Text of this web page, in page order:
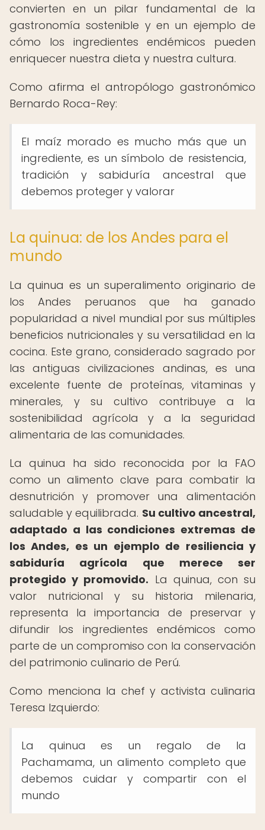
convierten en un pilar fundamental de la
gastronomía sostenible y en un ejemplo de
cómo los ingredientes endémicos pueden
enriquecer nuestra dieta y nuestra cultura.
Como afirma el antropólogo gastronómico
Bernardo Roca-Rey:
El maíz morado es mucho más que un
ingrediente, es un símbolo de resistencia,
tradición y sabiduría ancestral que
debemos proteger y valorar
La quinua: de los Andes para el
mundo
La quinua es un superalimento originario de
los Andes peruanos que ha ganado
popularidad a nivel mundial por sus múltiples
beneficios nutricionales y su versatilidad en la
cocina. Este grano, considerado sagrado por
las antiguas civilizaciones andinas, es una
excelente fuente de proteínas, vitaminas y
minerales, y su cultivo contribuye a la
sostenibilidad agrícola y a la seguridad
alimentaria de las comunidades.
La quinua ha sido reconocida por la FAO
como un alimento clave para combatir la
desnutrición y promover una alimentación
saludable y equilibrada. Su cultivo ancestral,
adaptado a las condiciones extremas de
los Andes, es un ejemplo de resiliencia y
sabiduría agrícola que merece ser
protegido y promovido. La quinua, con su
valor nutricional y su historia milenaria,
representa la importancia de preservar y
difundir los ingredientes endémicos como
parte de un compromiso con la conservación
del patrimonio culinario de Perú.
Como menciona la chef y activista culinaria
Teresa Izquierdo:
La quinua es un regalo de la
Pachamama, un alimento completo que
debemos cuidar y compartir con el
mundo